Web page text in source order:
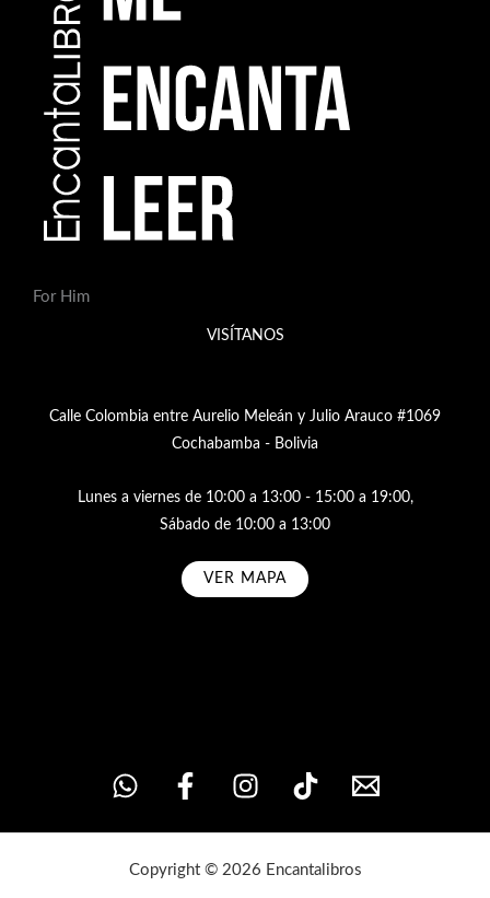
For Him
VISÍTANOS
Calle Colombia entre Aurelio Meleán y Julio Arauco #1069
Cochabamba - Bolivia
Lunes a viernes de 10:00 a 13:00 - 15:00 a 19:00,
Sábado de 10:00 a 13:00
VER MAPA
Copyright © 2026 Encantalibros